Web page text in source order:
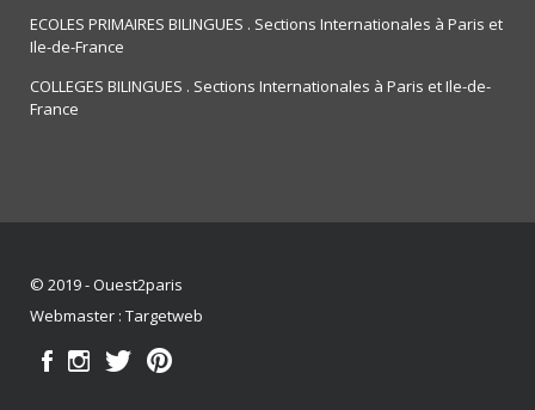
ECOLES PRIMAIRES BILINGUES . Sections Internationales à Paris et
Ile-de-France
COLLEGES BILINGUES . Sections Internationales à Paris et Ile-de-
France
© 2019 - Ouest2paris
Webmaster : Targetweb